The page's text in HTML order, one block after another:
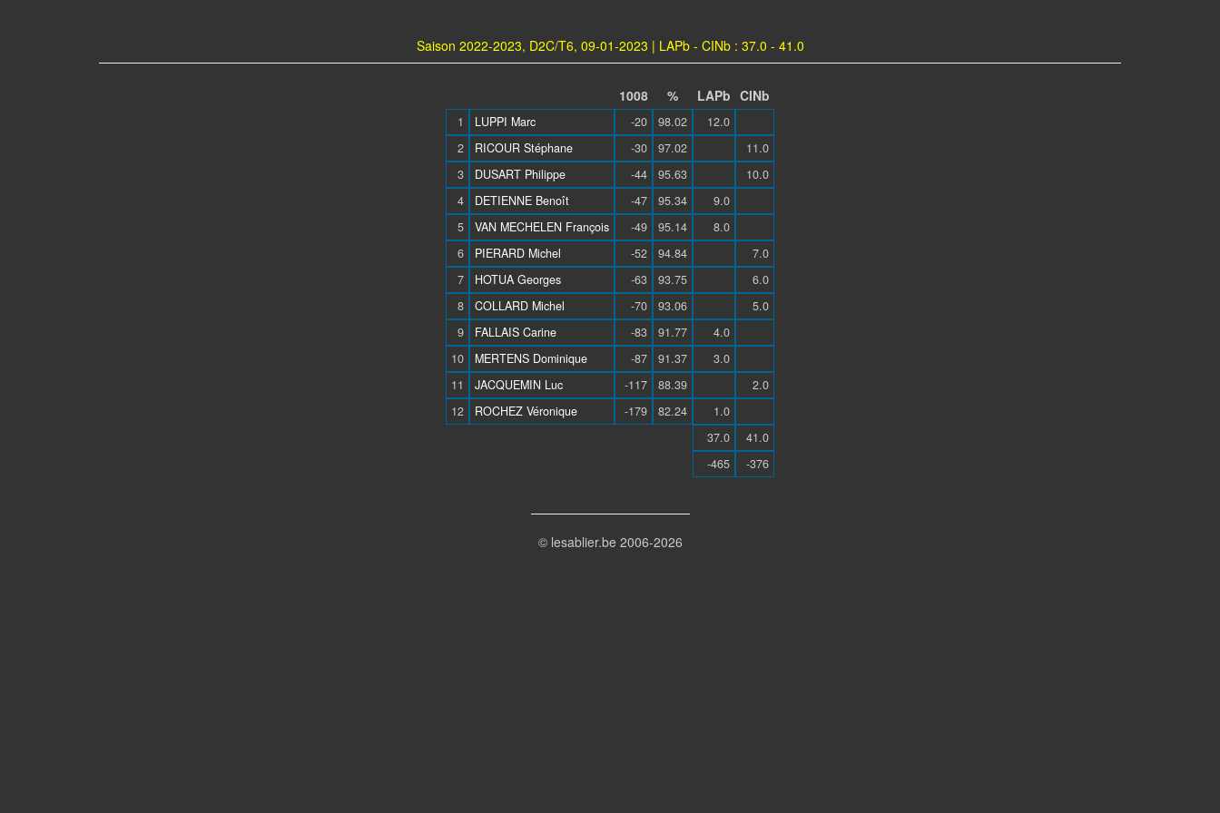
Saison 2022-2023, D2C/T6, 09-01-2023 | LAPb - CINb : 37.0 - 41.0
1008 % LAPb CINb
1 LUPPI Marc -20 98.02
12.0
2
RICOUR Stéphane -30 97.02
11.0
3
DUSART Philippe -44 95.63
10.0
4
DETIENNE Benoît -47 95.34
9.0
5
VAN MECHELEN François -49 95.14
8.0
6
PIERARD Michel -52 94.84
7.0
7
HOTUA Georges -63 93.75
6.0
8
COLLARD Michel -70 93.06
5.0
9
FALLAIS Carine -83 91.77
4.0
10
MERTENS Dominique -87 91.37
3.0
11
JACQUEMIN Luc -117 88.39
2.0
12
ROCHEZ Véronique -179 82.24
1.0
37.0
41.0
-465
-376
© lesablier.be 2006-2026